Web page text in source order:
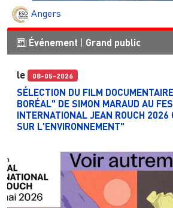
Angers
Événement Grand public
le 08-05-2026
SÉLECTION DU FILM
BORÉAL" DE SIMON MARAUD AU
INTERNATIONAL JEAN ROUCH 2026
SUR L'ENVIRONNEMENT"